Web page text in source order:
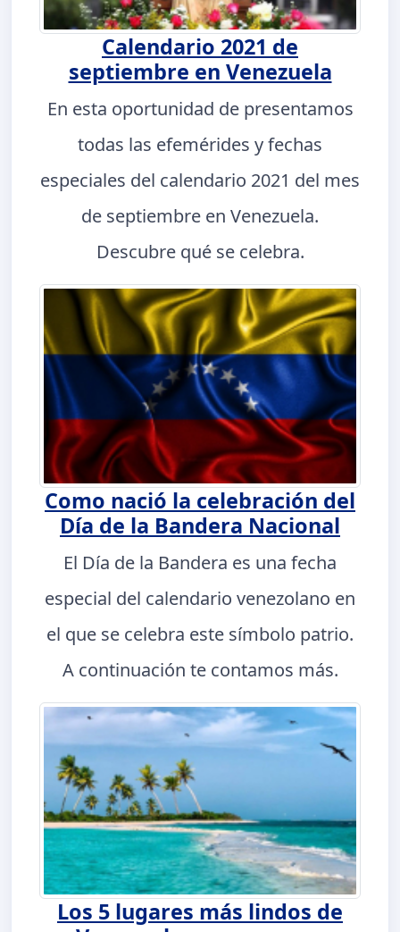
Calendario 2021 de
septiembre en Venezuela
En esta oportunidad de presentamos
todas las efemérides y fechas
especiales del calendario 2021 del mes
de septiembre en Venezuela.
Descubre qué se celebra.
Como nació la celebración del
Día de la Bandera Nacional
El Día de la Bandera es una fecha
especial del calendario venezolano en
el que se celebra este símbolo patrio.
A continuación te contamos más.
Los 5 lugares más lindos de